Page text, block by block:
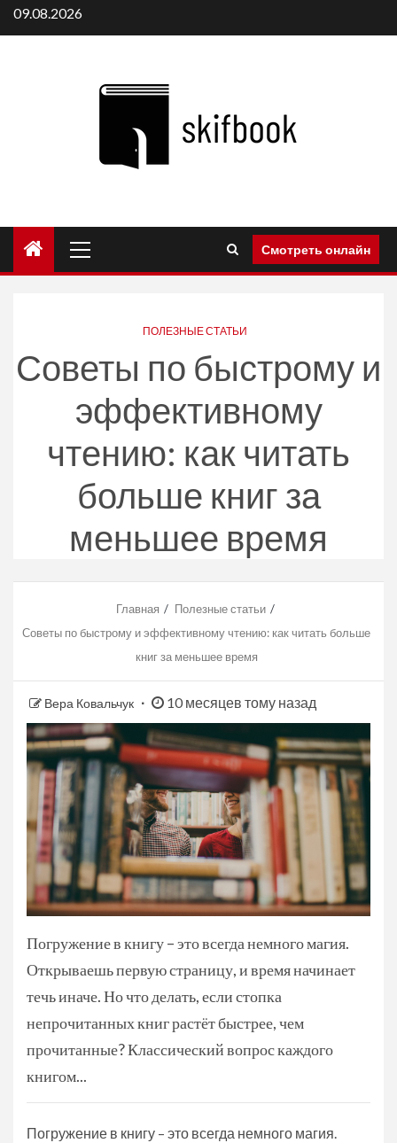
Перейти
к
09.08.2026
меню
Смотреть онлайн
ПОЛЕЗНЫЕ СТАТЬИ
Советы по быстрому и
эффективному
чтению: как читать
больше книг за
меньшее время
Главная
Полезные статьи
Советы по быстрому и эффективному чтению: как читать больше
книг за меньшее время
Вера Ковальчук 10 месяцев тому назад
Погружение в книгу – это всегда немного магия.
Открываешь первую страницу, и время начинает
течь иначе. Но что делать, если стопка
непрочитанных книг растёт быстрее, чем
прочитанные? Классический вопрос каждого
книгом...
Погружение в книгу – это всегда немного магия.